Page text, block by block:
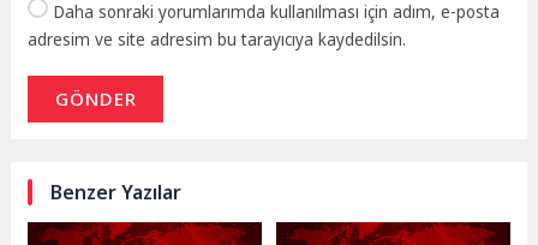
Daha sonraki yorumlarımda kullanılması için adım, e-posta
adresim ve site adresim bu tarayıcıya kaydedilsin.
GÖNDER
Benzer Yazılar